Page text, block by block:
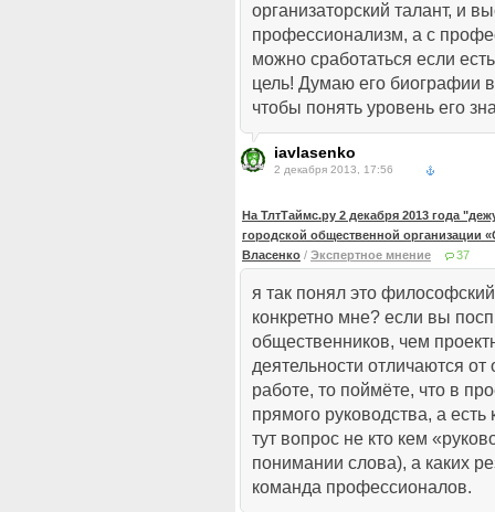
организаторский талант, и
профессионализм, а с
можно сработаться если
цель! Думаю его биографии
чтобы понять уровень его
iavlasenko
2 декабря 2013, 17:56
На ТлтТаймс.ру 2 декабря 2013 года
городской общественной организации
Власенко / Экспертное мнение 37
я так понял это
конкретно мне? если вы
общественников, чем
деятельности отличаются
работе, то поймёте, что в
прямого руководства, а
тут вопрос не кто кем
понимании слова), а каких
команда профессионалов.